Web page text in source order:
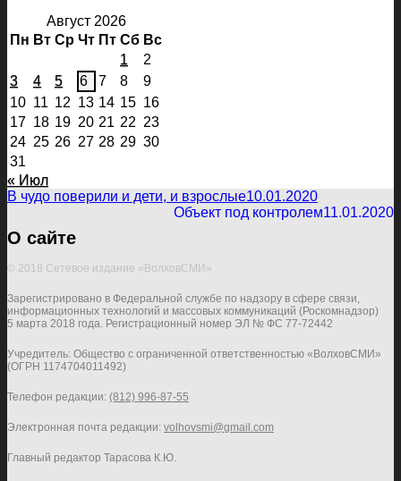
Август 2026
Пн Вт Ср Чт Пт Сб Вс
1
2
3
4 5 6 7 8
9
10 11 12 13 14 15 16
17 18 19 20 21 22 23
24 25 26 27 28 29 30
31
« Июл
В чудо поверили и дети, и взрослые10.01.2020
Объект под контролем11.01.2020
О сайте
© 2018 Сетевое издание «ВолховСМИ»
Зарегистрировано в Федеральной службе по надзору в сфере связи,
информационных технологий и массовых коммуникаций (Роскомнадзор)
5 марта 2018 года. Регистрационный номер ЭЛ № ФС 77-72442
Учредитель: Общество с ограниченной ответственностью «ВолховСМИ»
(ОГРН 1174704011492)
Телефон редакции: (812) 996-87-55
Электронная почта редакции: volhovsmi@gmail.com
Главный редактор Тарасова К.Ю.